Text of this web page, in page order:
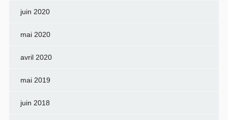
juin 2020
mai 2020
avril 2020
mai 2019
juin 2018